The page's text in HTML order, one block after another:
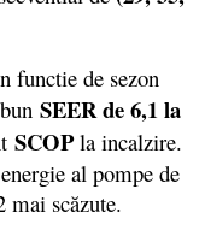
de sezon
SEER de 6,1 la
SCOPla incalzire.
al pompe de
mai scăzute.